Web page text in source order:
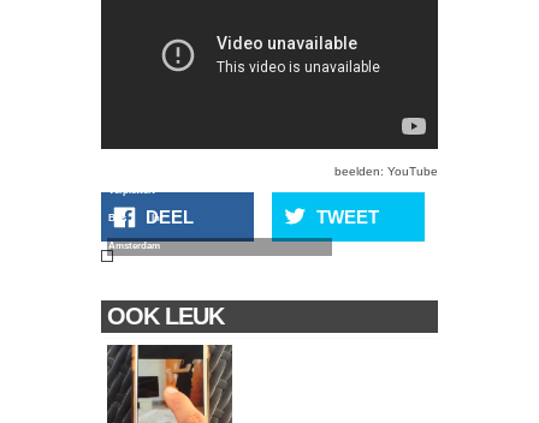
beelden: YouTube
DEEL TWEET
Verplettert
Bus In
Amsterdam
OOK LEUK